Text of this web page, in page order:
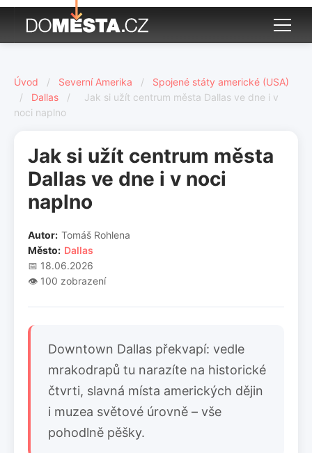
Úvod / Severní Amerika /
Spojené státy americké (USA)
/
Dallas /
Jak si užít centrum města Dallas ve dne i v
noci naplno
Jak si užít centrum města
Dallas ve dne i v noci
naplno
Autor: Tomáš Rohlena
Město: Dallas
📅 18.06.2026
👁️ 100 zobrazení
Downtown Dallas překvapí: vedle
mrakodrapů tu narazíte na historické
čtvrti, slavná místa amerických dějin
i muzea světové úrovně – vše
pohodlně pěšky.